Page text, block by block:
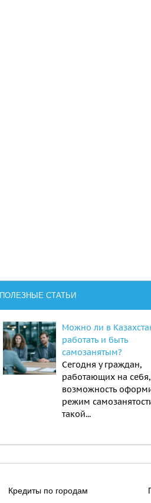
ПОЛЕЗНЫЕ СТАТЬИ
Можно ли в
работать и быть
самозанятым?
Сегодня у граждан,
работающих на себя,
возможность
режим
такой...
Кредиты по городам